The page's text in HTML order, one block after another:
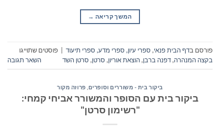
המשך קריאה →
פורסם בדף הבית פנאי, ספרי עיון, ספרי מדע, ספרי תיעוד
פוסטים שתוייגו
בקצה המנהרה,דפנה ברבן,הוצאת אוריון, סרטן, סרטן השד השאר תגובה
ביקור בית - משוררים וסופרים פרוזה מקור
ביקור בית עם הסופר והמשורר אביחי קמחי:
"רשימון סרטן"